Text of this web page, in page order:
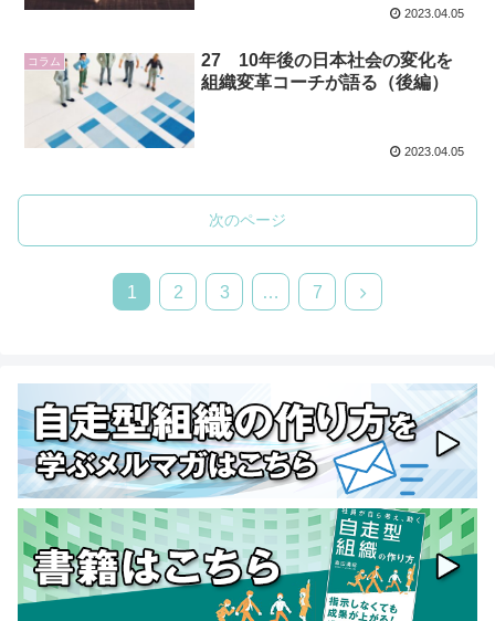
2023.04.05
コラム
27 10年後の日本社会の変化を
組織変革コーチが語る（後編）
2023.04.05
次のページ
1 2 3 … 7